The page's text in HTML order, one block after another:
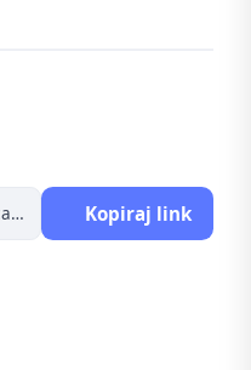
Kopiraj link